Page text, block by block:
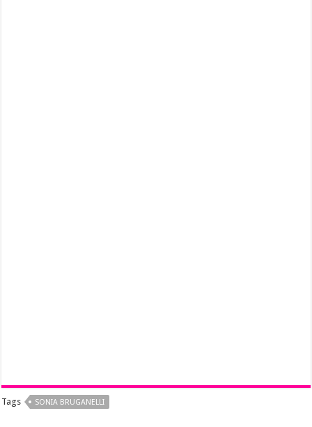
Tags SONIA BRUGANELLI